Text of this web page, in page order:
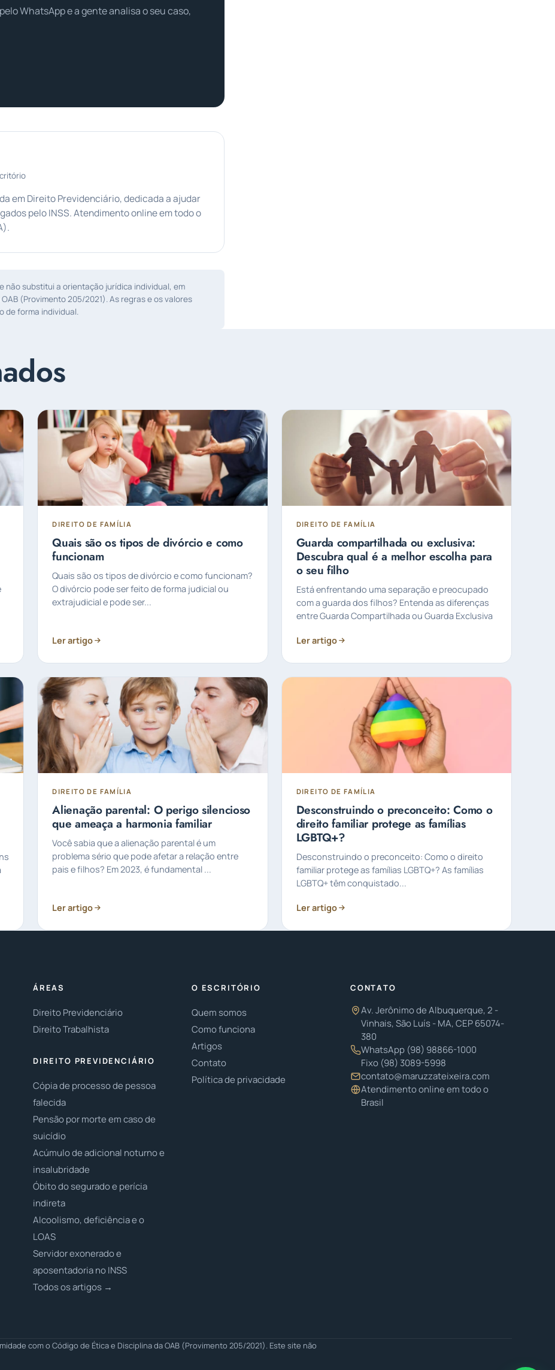
WhatsApp e a gente analisa o seu caso,
em Direito Previdenciário, dedicada a ajudar
pelo INSS. Atendimento online em todo o
substitui a orientação jurídica individual, em
(Provimento 205/2021). As regras e os valores
de forma individual.
DIREITO DE FAMÍLIA
Quais são os tipos de divórcio e como
funcionam
Quais são os tipos de divórcio e como funcionam?
O divórcio pode ser feito de forma judicial ou
extrajudicial e pode ser...
Ler artigo
DIREITO DE FAMÍLIA
Guarda compartilhada ou exclusiva:
Descubra qual é a melhor escolha para
o seu filho
Está enfrentando uma separação e preocupado
com a guarda dos filhos? Entenda as diferenças
entre Guarda Compartilhada ou Guarda Exclusiva
Ler artigo
DIREITO DE FAMÍLIA
Alienação parental: O perigo silencioso
que ameaça a harmonia familiar
Você sabia que a alienação parental é um
problema sério que pode afetar a relação entre
pais e filhos? Em 2023, é fundamental ...
Ler artigo
DIREITO DE FAMÍLIA
Desconstruindo o preconceito: Como o
direito familiar protege as famílias
LGBTQ+?
Desconstruindo o preconceito: Como o direito
familiar protege as famílias LGBTQ+? As famílias
LGBTQ+ têm conquistado...
Ler artigo
ÁREAS
Direito Previdenciário
Direito Trabalhista
DIREITO PREVIDENCIÁRIO
Cópia de processo de pessoa
falecida
Pensão por morte em caso de
suicídio
Acúmulo de adicional noturno e
insalubridade
Óbito do segurado e perícia
indireta
Alcoolismo, deficiência e o
LOAS
Servidor exonerado e
aposentadoria no INSS
Todos os artigos →
O ESCRITÓRIO
Quem somos
Como funciona
Artigos
Contato
Política de privacidade
CONTATO
Av. Jerônimo de Albuquerque, 2 -
Vinhais, São Luís - MA, CEP 65074-
380
WhatsApp (98) 98866-1000
Fixo (98) 3089-5998
contato@maruzzateixeira.com
Atendimento online em todo o
Brasil
com o Código de Ética e Disciplina da OAB (Provimento 205/2021). Este site não